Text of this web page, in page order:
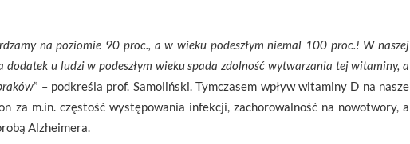
na poziomie 90 proc., a w wieku podeszłym niemal 100 proc.! W naszej
dodatek u ludzi w podeszłym wieku spada zdolność wytwarzania tej witaminy, a
” – podkreśla prof. Samoliński. Tymczasem wpływ witaminy D na nasze
za m.in. częstość występowania infekcji, zachorowalność na nowotwory, a
Alzheimera.